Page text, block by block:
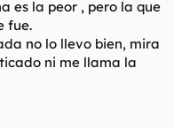
es la peor , pero la que
fue.
no lo llevo bien, mira
ni me llama la